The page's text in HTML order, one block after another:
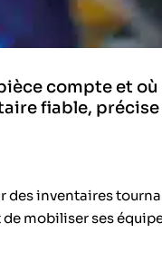
compte et
fiable,
des inventaires
mobiliser ses